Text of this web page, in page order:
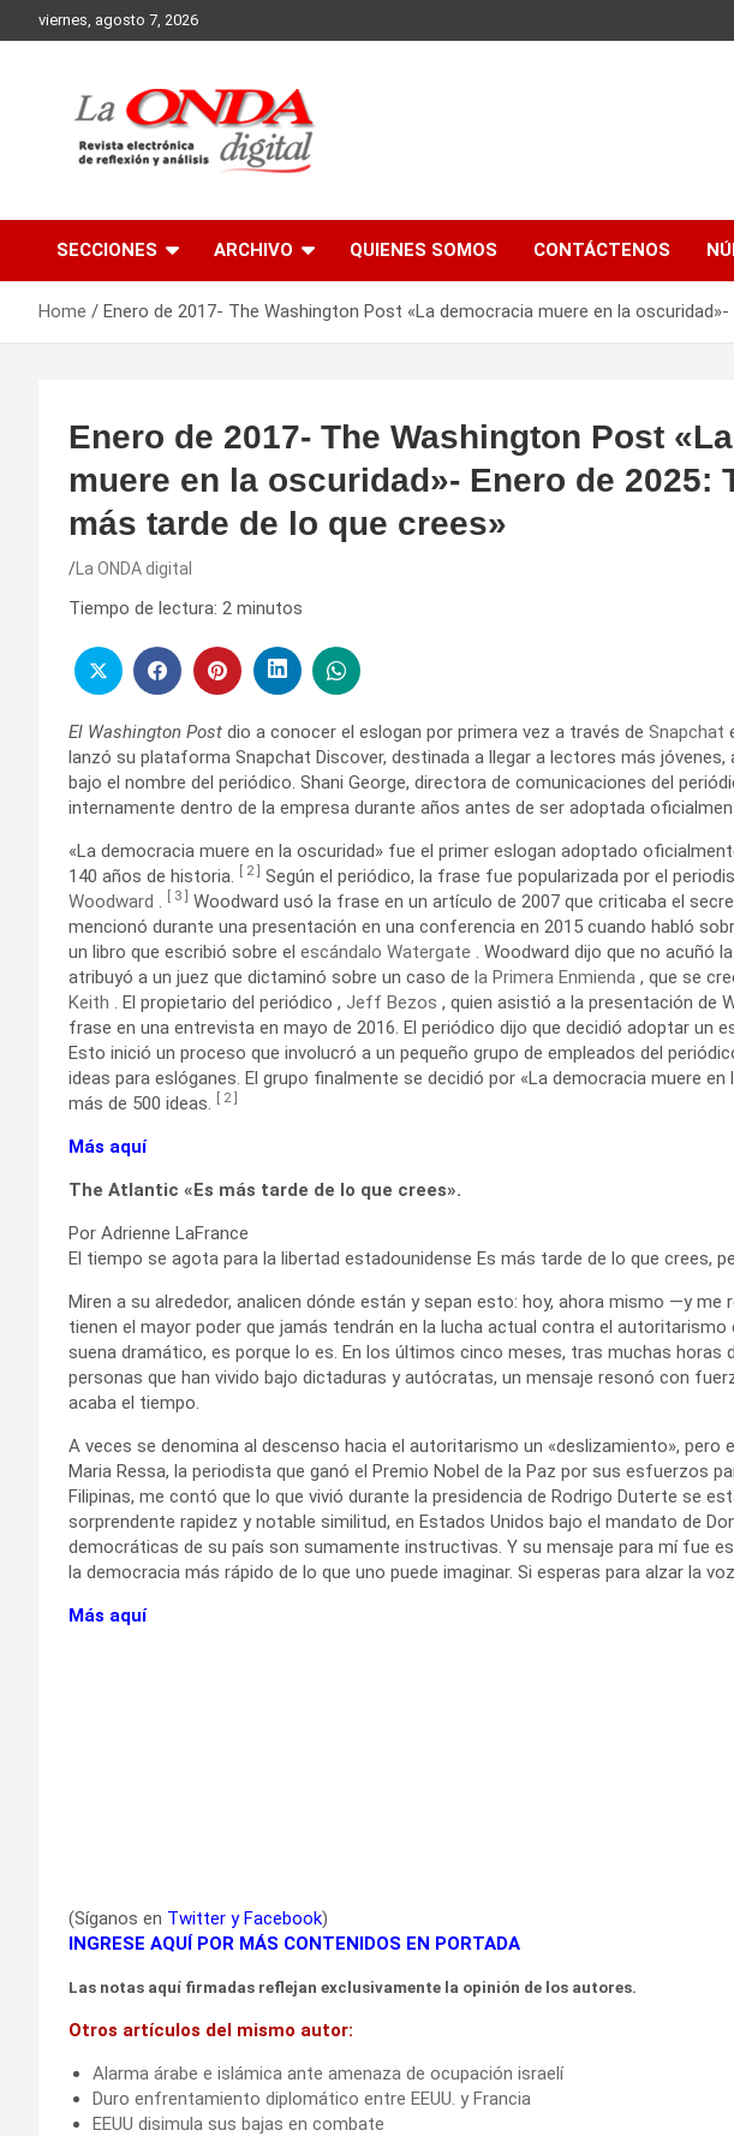
to
viernes, agosto 7, 2026
SECCIONES ARCHIVO QUIENES SOMOS CONTÁCTENOS
Home Enero de 2017- The Washington Post «La democracia muere en la
Enero de 2017- The Washington Post
muere en la oscuridad»- Enero de 2025:
más tarde de lo que crees»
La ONDA digital
Tiempo de lectura: 2 minutos
El Washington Post dio a conocer el eslogan por primera vez a través de Snapchat
lanzó su plataforma Snapchat Discover, destinada a llegar a lectores más
bajo el nombre del periódico. Shani George, directora de comunicaciones del
internamente dentro de la empresa durante años antes de ser adoptada
«La democracia muere en la oscuridad» fue el primer eslogan adoptado
140 años de historia.
[ 2] Según el periódico, la frase fue popularizada por el
Woodward
[ 3 ] Woodward usó la frase en un artículo de 2007 que criticaba el
mencionó durante una presentación en una conferencia en 2015 cuando habló
un libro que escribió sobre el escándalo Watergate . Woodward dijo que no acuñó
atribuyó a un juez que dictaminó sobre un caso de la Primera Enmienda , que se
Keith . El propietario del periódico , Jeff Bezos , quien asistió a la presentación de
frase en una entrevista en mayo de 2016. El periódico dijo que decidió adoptar un
Esto inició un proceso que involucró a un pequeño grupo de empleados del
ideas para eslóganes. El grupo finalmente se decidió por «La democracia muere en
más de 500 ideas.
[ 2]
Más aquí
The Atlantic «Es más tarde de lo que crees».
Por Adrienne LaFrance
El tiempo se agota para la libertad estadounidense Es más tarde de lo que crees,
Miren a su alrededor, analicen dónde están y sepan esto: hoy, ahora mismo —y
tienen el mayor poder que jamás tendrán en la lucha actual contra el autoritarismo
suena dramático, es porque lo es. En los últimos cinco meses, tras muchas horas
personas que han vivido bajo dictaduras y autócratas, un mensaje resonó con
acaba el tiempo.
A veces se denomina al descenso hacia el autoritarismo un «deslizamiento», pero
Maria Ressa, la periodista que ganó el Premio Nobel de la Paz por sus esfuerzos
Filipinas, me contó que lo que vivió durante la presidencia de Rodrigo Duterte se
sorprendente rapidez y notable similitud, en Estados Unidos bajo el mandato de
democráticas de su país son sumamente instructivas. Y su mensaje para mí fue
la democracia más rápido de lo que uno puede imaginar. Si esperas para alzar la
Más aquí
(Síganos en Twitter yFacebook)
INGRESE AQUÍ POR MÁS CONTENIDOS EN PORTADA
Las notas aquí firmadas reflejan exclusivamente la opinión de los autores.
Otros artículos del mismo autor:
Alarma árabe e islámica ante amenaza de ocupación israelí
Duro enfrentamiento diplomático entre EEUU. y Francia
EEUU disimula sus bajas en combate